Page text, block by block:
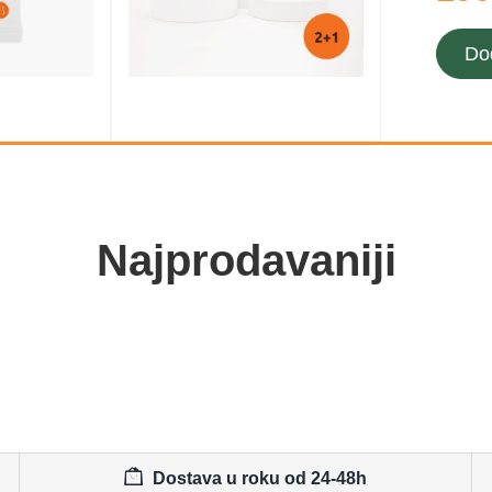
Najprodavaniji
Dostava u roku od 24-48h